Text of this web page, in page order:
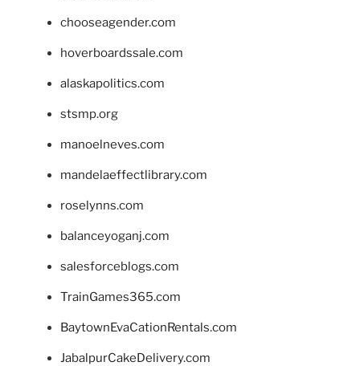
chooseagender.com
hoverboardssale.com
alaskapolitics.com
stsmp.org
manoelneves.com
mandelaeffectlibrary.com
roselynns.com
balanceyoganj.com
salesforceblogs.com
TrainGames365.com
BaytownEvaCationRentals.com
JabalpurCakeDelivery.com